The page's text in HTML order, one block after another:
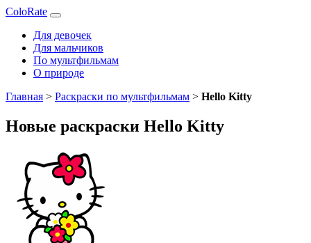
ColoRate
Для девочек
Для мальчиков
По мультфильмам
О природе
Главная > Раскраски по мультфильмам > Hello Kitty
Новые раскраски Hello Kitty